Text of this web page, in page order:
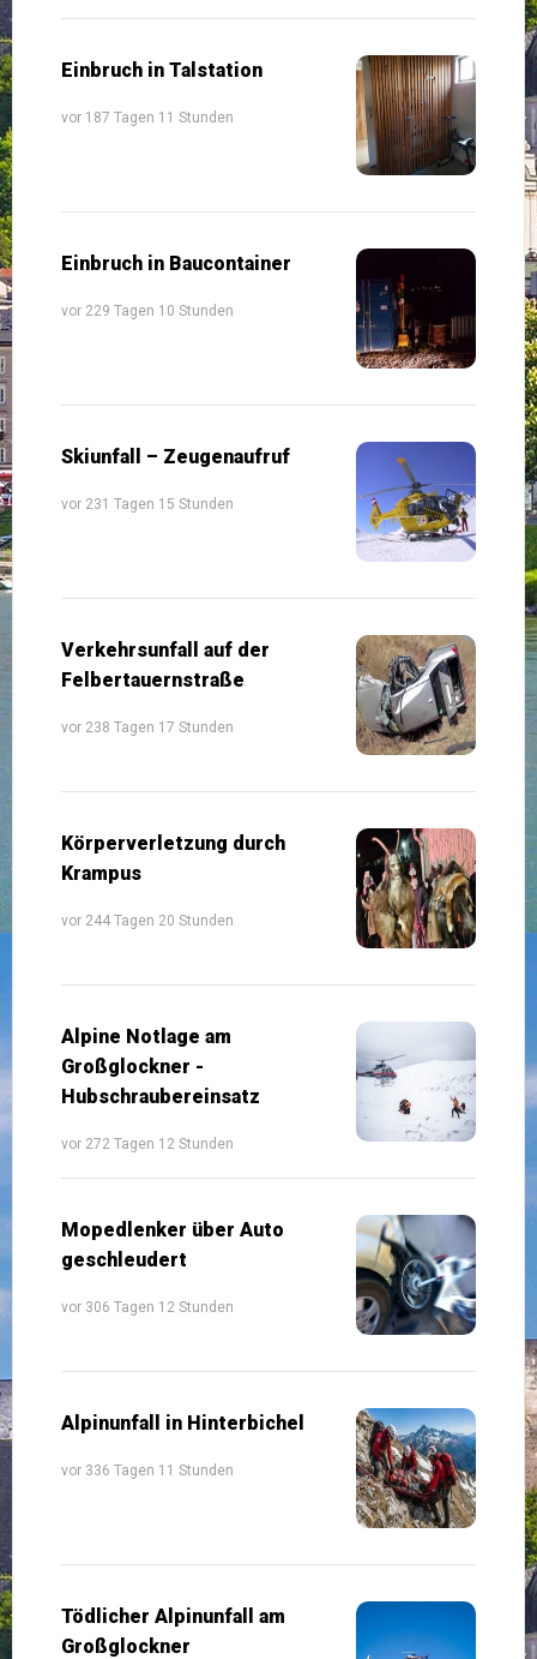
Einbruch in Talstation
vor 187 Tagen 11 Stunden
Einbruch in Baucontainer
vor 229 Tagen 10 Stunden
Skiunfall – Zeugenaufruf
vor 231 Tagen 15 Stunden
Verkehrsunfall auf der
Felbertauernstraße
vor 238 Tagen 17 Stunden
Körperverletzung durch
Krampus
vor 244 Tagen 20 Stunden
Alpine Notlage am
Großglockner -
Hubschraubereinsatz
vor 272 Tagen 12 Stunden
Mopedlenker über Auto
geschleudert
vor 306 Tagen 12 Stunden
Alpinunfall in Hinterbichel
vor 336 Tagen 11 Stunden
Tödlicher Alpinunfall am
Großglockner